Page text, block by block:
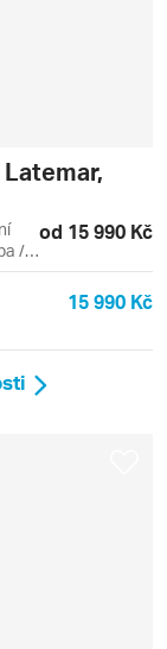
/
od 15 990 Kč
15 990 Kč